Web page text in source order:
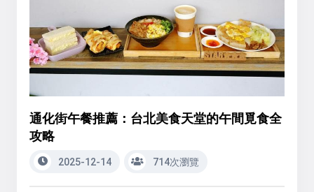
通化街午餐推薦：台北美食天堂的午間覓食全
攻略
2025-12-14 714次瀏覽